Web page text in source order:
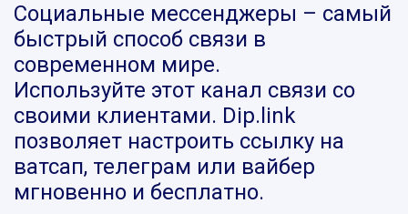
Социальные мессенджеры – самый
быстрый способ связи в
современном мире.
Используйте этот канал связи со
своими клиентами. Dip.link
позволяет настроить ссылку на
ватсап, телеграм или вайбер
мгновенно и бесплатно.